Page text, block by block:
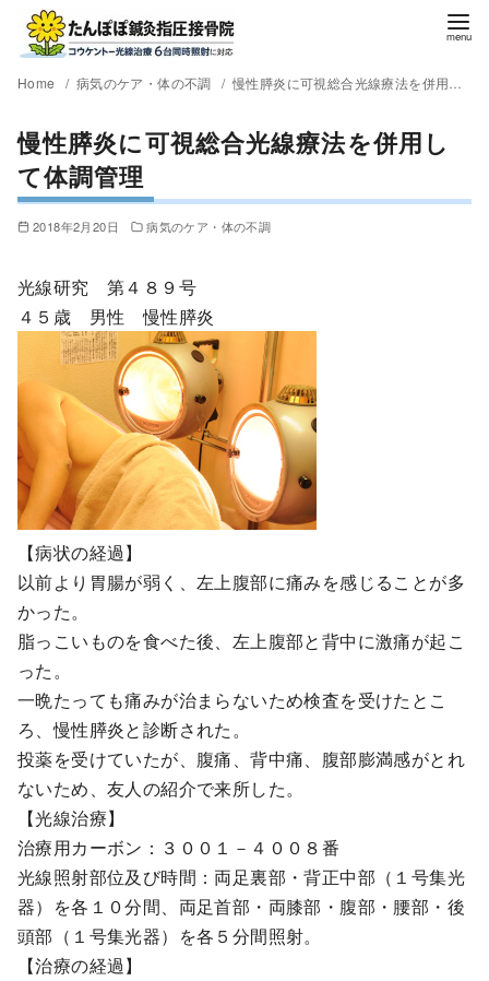
Home 病気のケア・体の不調 慢性膵炎に可視総合光線療法を併用して体調管理
慢性膵炎に可視総合光線療法を併用し
て体調管理
2018年2月20日 病気のケア・体の不調
光線研究 第４８９号
４５歳 男性 慢性膵炎
【病状の経過】
以前より胃腸が弱く、左上腹部に痛みを感じることが多
かった。
脂っこいものを食べた後、左上腹部と背中に激痛が起こ
った。
一晩たっても痛みが治まらないため検査を受けたとこ
ろ、慢性膵炎と診断された。
投薬を受けていたが、腹痛、背中痛、腹部膨満感がとれ
ないため、友人の紹介で来所した。
【光線治療】
治療用カーボン：３００１－４００８番
光線照射部位及び時間：両足裏部・背正中部（１号集光
器）を各１０分間、両足首部・両膝部・腹部・腰部・後
頭部（１号集光器）を各５分間照射。
【治療の経過】